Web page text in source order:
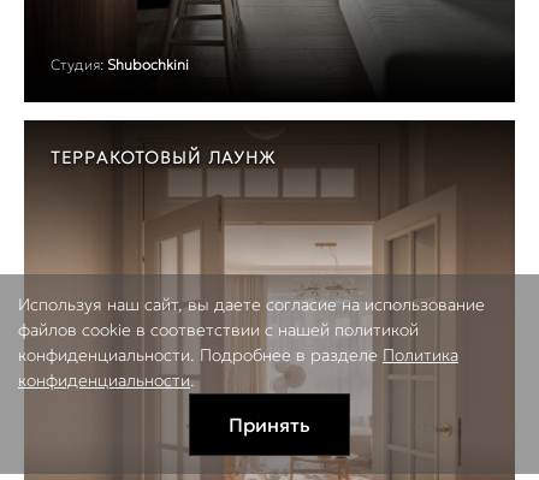
Студия: Shubochkini
ТЕРРАКОТОВЫЙ ЛАУНЖ
Используя наш сайт, вы даете согласие на использование
файлов cookie в соответствии с нашей политикой
конфиденциальности. Подробнее в разделе Политика
конфиденциальности.
Принять